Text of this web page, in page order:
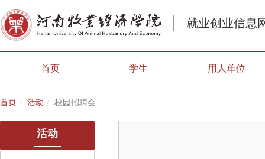
就业创业信息
首页 学生 用人单位
首页 活动 校园招聘会
活动